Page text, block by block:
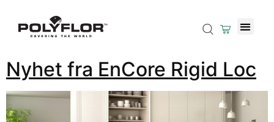
Nyhet fra EnCore Rigid Loc